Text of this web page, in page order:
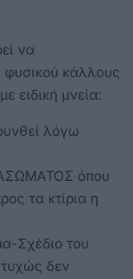
να
φυσικού κάλλους
ειδική μνεία:
λόγω
όπου
τα κτίρια η
Σχέδιο του
δεν